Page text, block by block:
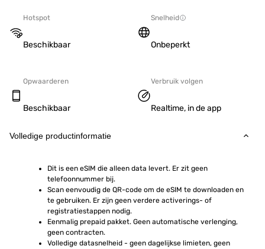
Hotspot
Beschikbaar
Snelheid
Onbeperkt
Opwaarderen
Beschikbaar
Verbruik volgen
Realtime, in de app
Volledige productinformatie
Dit is een eSIM die alleen data levert. Er zit geen
telefoonnummer bij.
Scan eenvoudig de QR-code om de eSIM te downloaden en
te gebruiken. Er zijn geen verdere activerings- of
registratiestappen nodig.
Eenmalig prepaid pakket. Geen automatische verlenging,
geen contracten.
Volledige datasnelheid - geen dagelijkse limieten, geen